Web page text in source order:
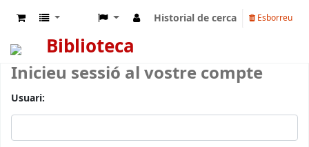
Historial de cerca Esborreu
Biblioteca
Inicieu sessió al vostre compte
Usuari: